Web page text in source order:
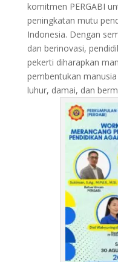
komitmen PERGABI
peningkatan mutu
Indonesia. Dengan
dan berinovasi,
pekerti diharapkan
pembentukan
luhur, damai, dan